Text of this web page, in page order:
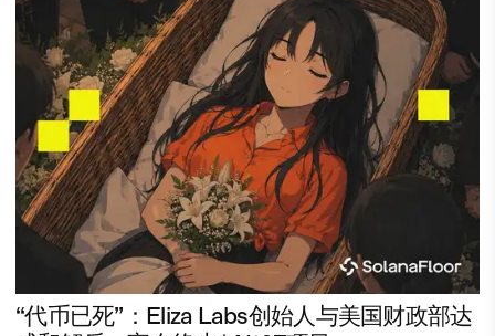
“代币已死”：Eliza Labs创始人与美国财政部达